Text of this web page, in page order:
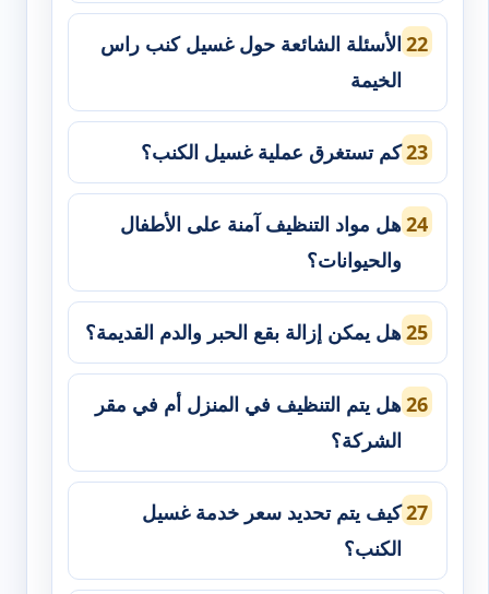
الأسئلة الشائعة حول غسيل كنب راس
الخيمة
كم تستغرق عملية غسيل الكنب؟
هل مواد التنظيف آمنة على الأطفال
والحيوانات؟
هل يمكن إزالة بقع الحبر والدم القديمة؟
هل يتم التنظيف في المنزل أم في مقر
الشركة؟
كيف يتم تحديد سعر خدمة غسيل
الكنب؟